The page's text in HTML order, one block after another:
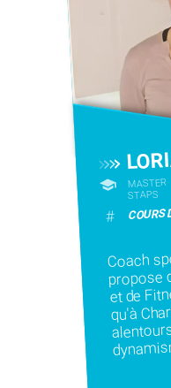
MASTER
STAPS
# COURS
Coach
propose
et de
qu'à